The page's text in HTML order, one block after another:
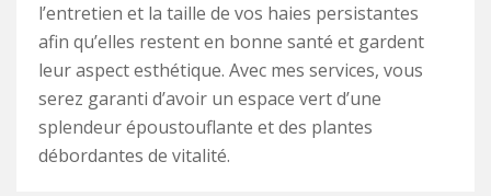
l’entretien et la taille de vos haies persistantes
afin qu’elles restent en bonne santé et gardent
leur aspect esthétique. Avec mes services, vous
serez garanti d’avoir un espace vert d’une
splendeur époustouflante et des plantes
débordantes de vitalité.